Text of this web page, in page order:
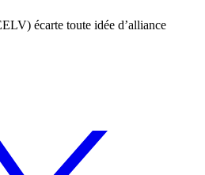
écarte toute idée d’alliance